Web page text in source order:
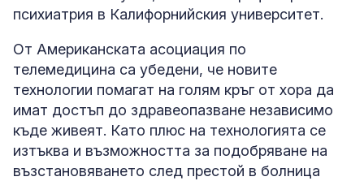
психиатрия в Калифорнийския университет.
От Американската асоциация по
телемедицина са убедени, че новите
технологии помагат на голям кръг от хора да
имат достъп до здравеопазване независимо
къде живеят. Като плюс на технологията се
изтъква и възможността за подобряване на
възстановяването след престой в болница